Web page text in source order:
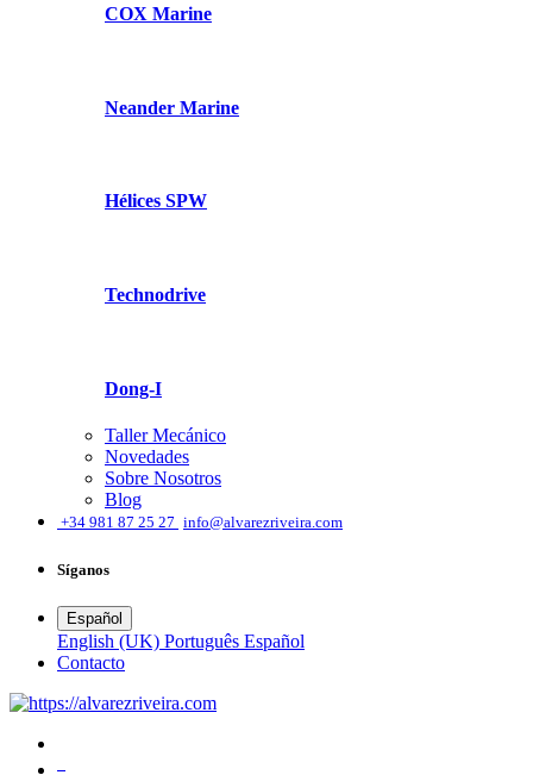
COX Marine
Neander Marine
Hélices SPW
Technodrive
Dong-I
Taller Mecánico
Novedades
Sobre Nosotros
Blog
+34 981 87 25 27 info@alvarezriveira.com
Síganos
Español
English (UK) Português Español
​Contacto